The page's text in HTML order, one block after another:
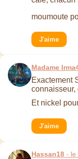
moumoute
J'aime
Madame
Exactement
connaisseur,
Et nickel
J'aime
Hassan18 - le